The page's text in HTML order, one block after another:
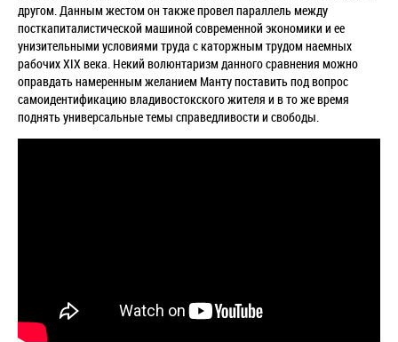
другом. Данным жестом он также провел параллель между
посткапиталистической машиной современной экономики и ее
унизительными условиями труда с каторжным трудом наемных
рабочих XIX века. Некий волюнтаризм данного сравнения можно
оправдать намеренным желанием Манту поставить под вопрос
самоидентификацию владивостокского жителя и в то же время
поднять универсальные темы справедливости и свободы.